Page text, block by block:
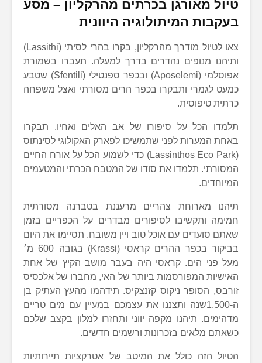
טיול מאורגן בכרתים מהרקליון – מסע
בעקבות המיתולוגיה היוונית
צאו לטיול מודרך מהרקליון, בקרו בהרי לסיתי (Lassithi)
ותיהנו מנופים נהדרים בדרך למעלה. תעברו בשמורת
אפוסלמי (Aposelemi) ובכפר ספנטילי (Sfentili) שטבע
כמעט לגמרי ותבקרו בכפר הרים מסורתי ואצל משפחה
כרתית טיפוסית.
תלמדו הכל על סיפורו של אב האלים ואחיו. תבקרו
באחת המערות לפני שתמשיכו לפארק האקולוגי לסינתוס
(Lassinthos Eco Park) כדי לשמוע הכל על אורח החיים
המסורתי. תלמדו את סודו של המטבח הכרתי והמטעמים
המיוחדים.
תיהנו מארוחת צהריים מרעננת בטברנה מסורתית
חמימה ותקשיבו לסיפורים מבדרים על הכפריים בזמן
שאתם סועדים עם אוכל טוב ויין משובח. תסיימו את היום
בביקור בכפר ההרים קראסי (Krassi) בגובה 600 מ׳
מעל פני הים. קראסי היה בעבר מושב הקיץ של אחת
האישיות המפורסמות ביותר של האי, מחברו של אלכסיס
זורבס, הסופר ניקוס קזנצקיס. תידהמו מהעץ העתיק בן
ה-1,500שנה ותצננו את עצמכם במעיין עם מים טריים
מדהימים. תיהנו מקפה יווני ותחזרו למלון בקצב שלכם
כשאתם מלאים בזכרונות ורשמים חדשים.
הטיול הזה כולל את המיטב של אטרקציות תיירותיות